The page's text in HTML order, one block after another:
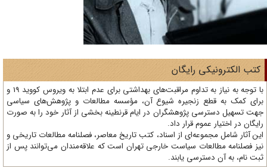
الکترونیکی رایگان
با توجه به نیاز به تداوم مراقبت‌های بهداشتی برای عدم ابتلا به ویروس کووید 19 و
کمک به قطع زنجیره شیوع آن، مؤسسه مطالعات و پژوهش‌های سیاسی
تسهیل دسترسی پژوهشگران در ایام قرنطینه بخشی از آثار خود را به صورت
در اختیار عموم قرار داد.
آثار شامل مجموعه‌ای از اسناد، کتب تاریخ معاصر، فصلنامه‌ مطالعات تاریخی و
فصلنامه مطالعات سیاست خارجی تهران است که علاقه‌مندان می‌توانند پس از
نام، به آن دسترسی یابند.